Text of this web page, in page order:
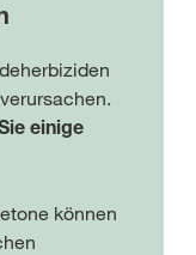
einige
können